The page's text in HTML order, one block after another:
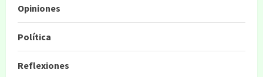
Opiniones
Política
Reflexiones